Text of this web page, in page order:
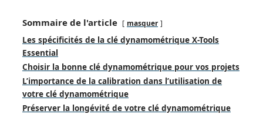
Sommaire de l'article masquer
Les spécificités de la clé dynamométrique X-Tools
Essential
Choisir la bonne clé dynamométrique pour vos projets
L’importance de la calibration dans l’utilisation de
votre clé dynamométrique
Préserver la longévité de votre clé dynamométrique